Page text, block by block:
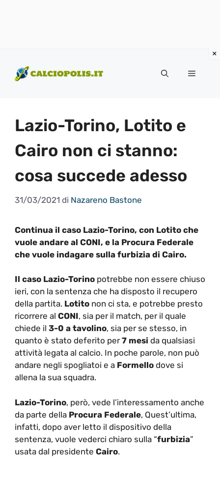
contenuto
Menu
Lazio-Torino, Lotito e
Cairo non ci stanno:
cosa succede adesso
31/03/2021 di Nazareno Bastone
Continua il caso Lazio-Torino, con Lotito che
vuole andare al CONI, e la Procura Federale
che vuole indagare sulla furbizia di Cairo.
Il caso Lazio-Torino potrebbe non essere chiuso
ieri, con la sentenza che ha disposto il recupero
della partita. Lotito non ci sta, e potrebbe presto
ricorrere al CONI, sia per il match, per il quale
chiede il 3-0 a tavolino, sia per se stesso, in
quanto è stato deferito per7 mesi da qualsiasi
attività legata al calcio. In poche parole, non può
andare negli spogliatoi e a Formello dove si
allena la sua squadra.
Lazio-Torino, però, vede l’interessamento anche
da parte della Procura Federale, Quest’ultima,
infatti, dopo aver letto il dispositivo della
sentenza, vuole vederci chiaro sulla “furbizia”
usata dal presidente Cairo.